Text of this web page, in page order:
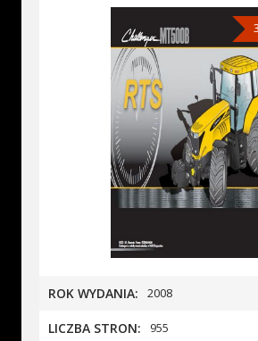
ROK WYDANIA: 2008
LICZBA STRON: 955